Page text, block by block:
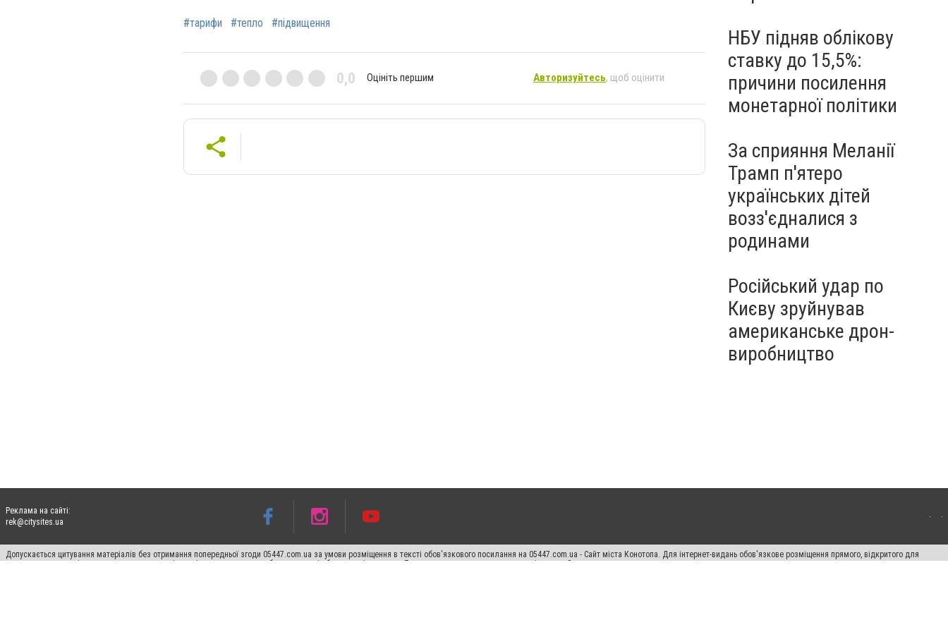
#тарифи #тепло #підвищення
0,0 Оцініть першим Авторизуйтесь, щоб оцінити
НБУ підняв облікову
ставку до 15,5%:
причини посилення
монетарної політики
За сприяння Меланії
Трамп п'ятеро
українських дітей
возз'єдналися з
родинами
Російський удар по
Києву зруйнував
американське дрон-
виробництво
Реклама на сайті:
rek@citysites.ua
Допускається цитування матеріалів без отримання попередньої згоди 05447.com.ua за умови розміщення в тексті обов'язкового посилання на 05447.com.ua - Сайт міста Конотопа. Для інтернет-видань обов'язкове розміщення прямого, відкритого для
пошукових систем гіперпосилання на цитовані статті не нижче другого абзацу в тексті або в якості джерела. Порушення виняткових прав переслідується Законом.